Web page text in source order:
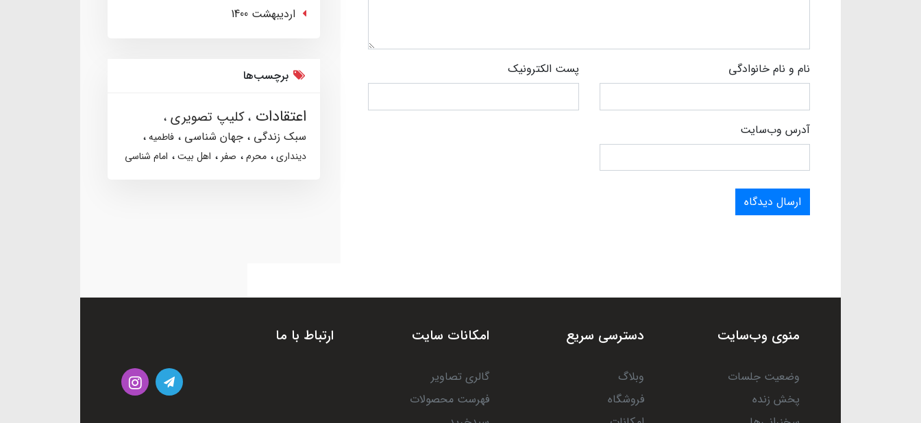
نام و نام خانوادگی پست الکترونیک
آدرس وب‌سایت
ارسال دیدگاه
ارديبهشت 1400
برچسب‌ها
اعتقادات کلیپ تصویری
سبک زندگی جهان شناسی
فاطمیه
دینداری
محرم صفر اهل بیت امام شناسی
منوی وب‌سایت
وضعیت جلسات
پخش زنده
دسترسی سریع
وبلاگ
فروشگاه
امکانات سایت
گالری تصاویر
فهرست محصولات
ارتباط با ما